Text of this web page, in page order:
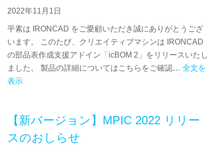
2022年11月1日
平素は IRONCAD をご愛顧いただき誠にありがとうござ
います。 このたび、クリエイティブマシンは IRONCAD
の部品表作成支援アドイン「icBOM 2」をリリースいたし
ました。 製品の詳細についてはこちらをご確認… 全文を
表示
【新バージョン】MPIC 2022 リリー
スのおしらせ